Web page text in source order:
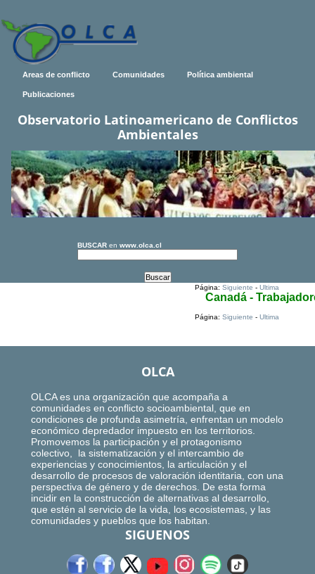
Areas de conflicto Comunidades Política ambiental
Publicaciones
Observatorio Latinoamericano de Conflictos
Ambientales
BUSCAR en www.olca.cl
Página:Siguiente -Ultima
Canadá -
Página:Siguiente -Ultima
OLCA
OLCA es una organización que acompaña a
comunidades en conflicto socioambiental, que en
condiciones de profunda asimetría, enfrentan un modelo
económico depredador impuesto en los territorios.
Promovemos la participación y el protagonismo
colectivo, la sistematización y el intercambio de
experiencias y conocimientos, la articulación y el
desarrollo de procesos de valoración identitaria, con una
perspectiva de género y de derechos. De esta forma
incidir en la construcción de alternativas al desarrollo,
que estén al servicio de la vida, los ecosistemas, y las
comunidades y pueblos que los habitan.
SIGUENOS